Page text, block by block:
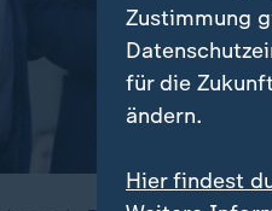
Zustimmung
für die
ändern.
Hier findest